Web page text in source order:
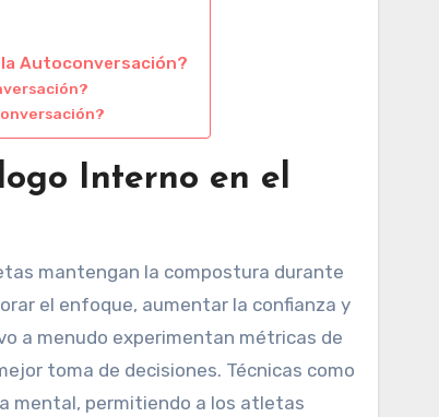
Autoconversación?
Interno en el
mantengan la compostura durante
el enfoque, aumentar la confianza y
a menudo experimentan métricas de
toma de decisiones. Técnicas como
mental, permitiendo a los atletas